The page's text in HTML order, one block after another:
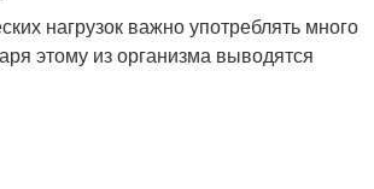
нагрузок важно употреблять много
этому из организма выводятся